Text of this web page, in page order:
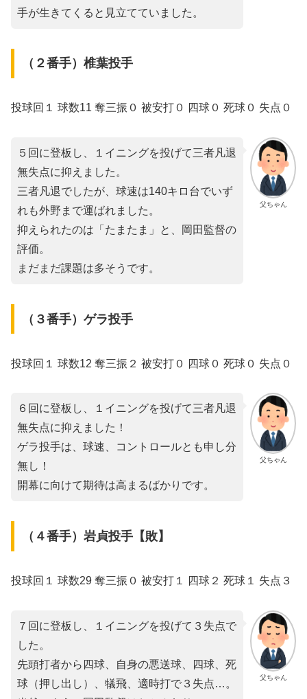
手が生きてくると見立てていました。
（２番手）椎葉投手
投球回１ 球数11 奪三振０ 被安打０ 四球０ 死球０ 失点０
父ちゃん
５回に登板し、１イニングを投げて三者凡退
無失点に抑えました。
三者凡退でしたが、球速は140キロ台でいず
れも外野まで運ばれました。
抑えられたのは「たまたま」と、岡田監督の
評価。
まだまだ課題は多そうです。
（３番手）ゲラ投手
投球回１ 球数12 奪三振２ 被安打０ 四球０ 死球０ 失点０
父ちゃん
６回に登板し、１イニングを投げて三者凡退
無失点に抑えました！
ゲラ投手は、球速、コントロールとも申し分
無し！
開幕に向けて期待は高まるばかりです。
（４番手）岩貞投手【敗】
投球回１ 球数29 奪三振０ 被安打１ 四球２ 死球１ 失点３
父ちゃん
７回に登板し、１イニングを投げて３失点で
した。
先頭打者から四球、自身の悪送球、四球、死
球（押し出し）、犠飛、適時打で３失点…。